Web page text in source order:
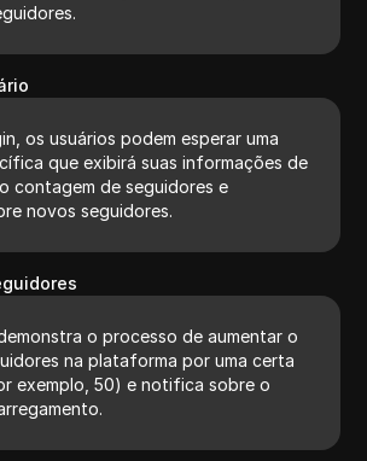
os usuários podem esperar uma
que exibirá suas informações de
contagem de seguidores e
novos seguidores.
o processo de aumentar o
na plataforma por uma certa
exemplo, 50) e notifica sobre o